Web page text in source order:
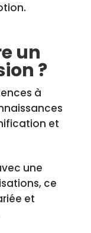
un
?
à
et
une
ce
et